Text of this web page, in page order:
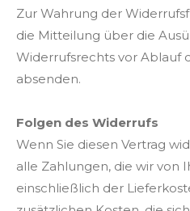
Zur Wahrung der
die Mitteilung über die
Widerrufsrechts vor Ablauf
absenden.
Folgen des Widerrufs
Wenn Sie diesen Vertrag
alle Zahlungen, die wir von
einschließlich der